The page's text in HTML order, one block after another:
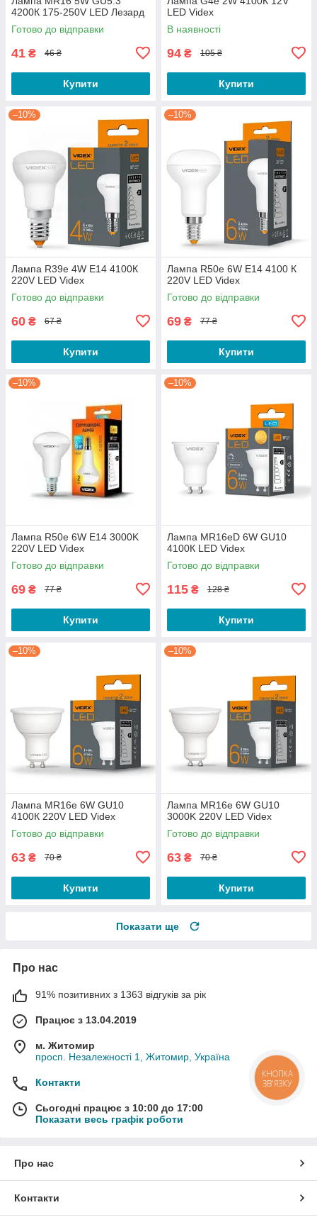
4200К 175-250V LED Лезард
Готово до відправки
41 ₴ 46 ₴
Купити
LED Videx
В наявності
94 ₴ 105 ₴
Купити
–10%
Лампа R39e 4W E14 4100К
220V LED Videx
Готово до відправки
60 ₴ 67 ₴
Купити
–10%
Лампа R50e 6W E14 4100 К
220V LED Videx
Готово до відправки
69 ₴ 77 ₴
Купити
–10%
Лампа R50e 6W E14 3000K
220V LED Videx
Готово до відправки
69 ₴ 77 ₴
Купити
–10%
Лампа MR16eD 6W GU10
4100К LED Videx
Готово до відправки
115 ₴ 128 ₴
Купити
–10%
Лампа MR16e 6W GU10
4100К 220V LED Videx
Готово до відправки
63 ₴ 70 ₴
Купити
–10%
Лампа MR16e 6W GU10
3000K 220V LED Videx
Готово до відправки
63 ₴ 70 ₴
Купити
Показати ще
Про нас
91% позитивних з 1363 відгуків за рік
Працює з 13.04.2019
м. Житомир
просп. Незалежності 1, Житомир, Україна
Контакти
Сьогодні працює з 10:00 до 17:00
Показати весь графік роботи
Про нас
Контакти
КНОПКА
ЗВ'ЯЗКУ